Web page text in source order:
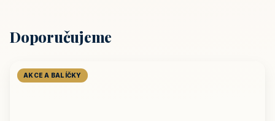
Doporučujeme
AKCE A BALÍČKY